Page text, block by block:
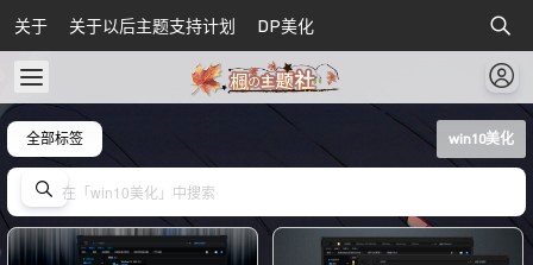
关于 关于以后主题支持计划 DP美化
全部标签 win10美化